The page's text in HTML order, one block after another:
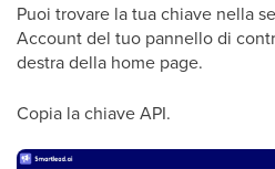
Puoi trovare la tua chiave nella
Account del tuo pannello di
destra della home page.
Copia la chiave API.